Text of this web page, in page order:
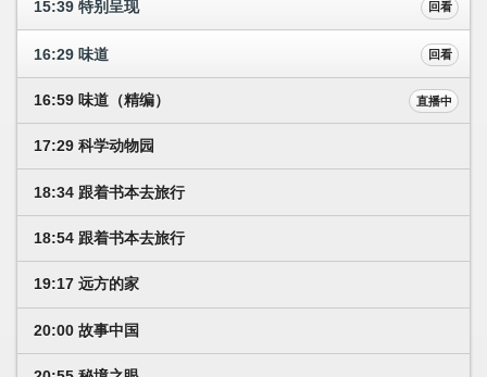
15:39 特别呈现 回看
16:29 味道 回看
16:59 味道（精编） 直播中
17:29 科学动物园
18:34 跟着书本去旅行
18:54 跟着书本去旅行
19:17 远方的家
20:00 故事中国